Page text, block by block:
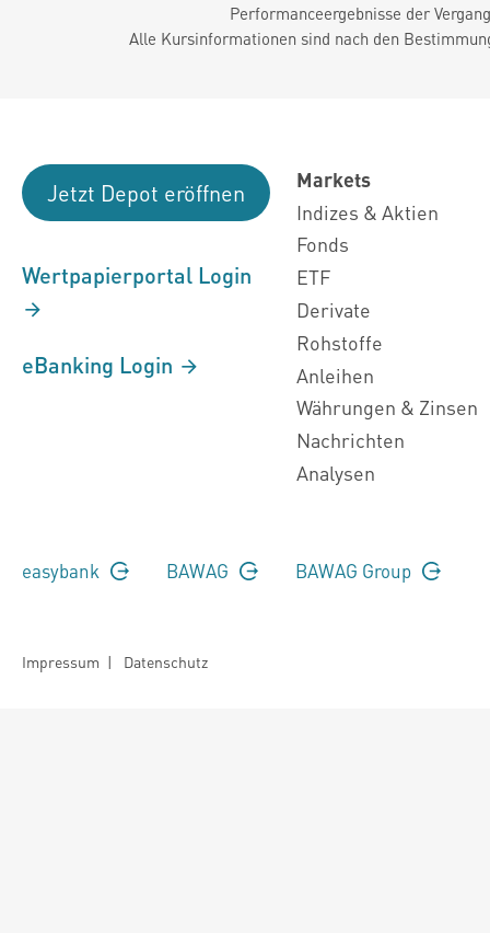
Performanceergebnisse der
Alle Kursinformationen sind nach den
Jetzt Depot eröffnen
Wertpapierportal Login
eBanking Login
Markets
Indizes & Aktien
Fonds
ETF
Derivate
Rohstoffe
Anleihen
Währungen & Zinsen
Nachrichten
Analysen
easybank BAWAG BAWAG Group
Impressum | Datenschutz